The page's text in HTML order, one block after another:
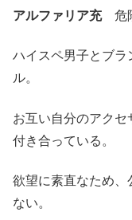
アルファリア充危
ハイスペ男子とブラ
ル。
お互い自分のアク
付き合っている。
欲望に素直なため、
ない。